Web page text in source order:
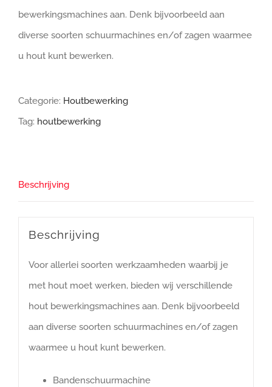
bewerkingsmachines aan. Denk bijvoorbeeld aan
diverse soorten schuurmachines en/of zagen waarmee
u hout kunt bewerken.
Categorie: Houtbewerking
Tag: houtbewerking
Beschrijving
Beschrijving
Voor allerlei soorten werkzaamheden waarbij je
met hout moet werken, bieden wij verschillende
hout bewerkingsmachines aan. Denk bijvoorbeeld
aan diverse soorten schuurmachines en/of zagen
waarmee u hout kunt bewerken.
Bandenschuurmachine